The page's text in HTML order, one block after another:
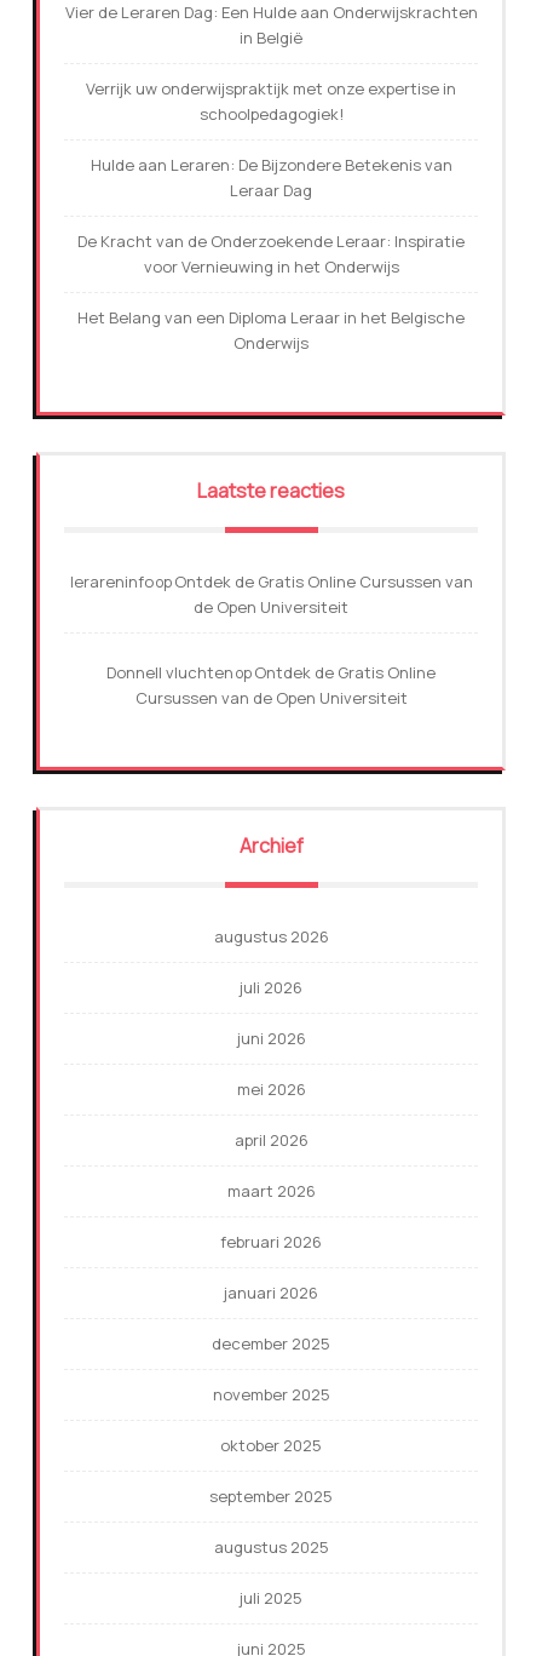
Vier de Leraren Dag: Een Hulde aan Onderwijskrachten
in België
Verrijk uw onderwijspraktijk met onze expertise in
schoolpedagogiek!
Hulde aan Leraren: De Bijzondere Betekenis van
Leraar Dag
De Kracht van de Onderzoekende Leraar: Inspiratie
voor Vernieuwing in het Onderwijs
Het Belang van een Diploma Leraar in het Belgische
Onderwijs
Laatste reacties
lerareninfoopOntdek de Gratis Online Cursussen van
de Open Universiteit
Donnell vluchtenopOntdek de Gratis Online
Cursussen van de Open Universiteit
Archief
augustus 2026
juli 2026
juni 2026
mei 2026
april 2026
maart 2026
februari 2026
januari 2026
december 2025
november 2025
oktober 2025
september 2025
augustus 2025
juli 2025
juni 2025